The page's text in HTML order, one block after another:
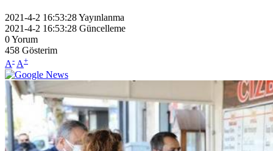
2021-4-2 16:53:28Yayınlanma
2021-4-2 16:53:28 Güncelleme
0Yorum
458 Gösterim
A- A+